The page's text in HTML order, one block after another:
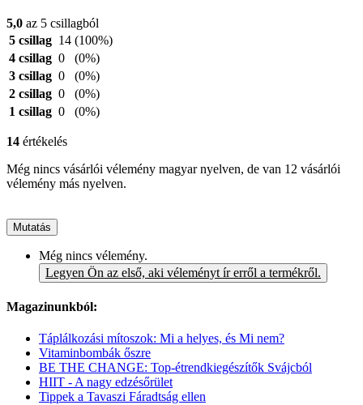
5,0 az 5 csillagból
5 csillag 14 (100%)
4 csillag 0
(0%)
3 csillag 0
(0%)
2 csillag 0
(0%)
1 csillag 0 (0%)
14 értékelés
Még nincs vásárlói vélemény magyar nyelven, de van 12 vásárlói
vélemény más nyelven.
Mutatás
Még nincs vélemény.
Legyen Ön az első, aki véleményt ír erről a termékről.
Magazinunkból:
Táplálkozási mítoszok: Mi a helyes, és Mi nem?
Vitaminbombák őszre
BE THE CHANGE: Top-étrendkiegészítők Svájcból
HIIT - A nagy edzésőrület
Tippek a Tavaszi Fáradtság ellen